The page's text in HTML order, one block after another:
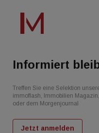
Informiert
Treffen Sie eine Selektion
immoflash, Immobilien
oder dem Morgenjournal
Jetzt anmelden